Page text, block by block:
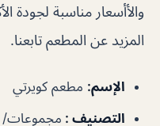
والأأسعار مناسبة لجودة
المزيد عن المطعم تابعنا.
الإسم: مطعم كويرتي
التصنيف : مجموعات/